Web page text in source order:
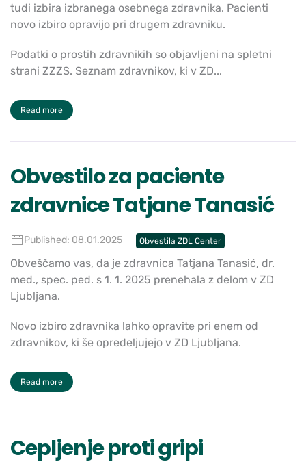
tudi izbira izbranega osebnega zdravnika. Pacienti
novo izbiro opravijo pri drugem zdravniku.
Podatki o prostih zdravnikih so objavljeni na spletni
strani ZZZS. Seznam zdravnikov, ki v ZD...
Read more
Obvestilo za paciente
zdravnice Tatjane Tanasić
Published: 08.01.2025 Obvestila ZDL Center
Obveščamo vas, da je zdravnica Tatjana Tanasić, dr.
med., spec. ped. s 1. 1. 2025 prenehala z delom v ZD
Ljubljana.
Novo izbiro zdravnika lahko opravite pri enem od
zdravnikov, ki še opredeljujejo v ZD Ljubljana.
Read more
Cepljenje proti gripi